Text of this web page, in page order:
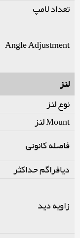
تعداد لامپ
Angle Adjustment
لنز
نوع لنز
Mount لنز
فاصله کانونی
دیافراگم حداکثر
زاویه دید